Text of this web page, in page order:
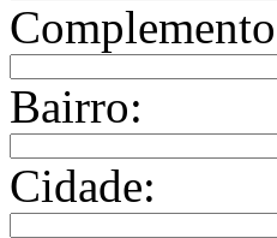
Bairro:
Cidade: